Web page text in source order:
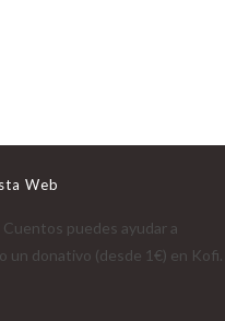
Web
puedes ayudar a
un donativo (desde 1€) en Kofi.